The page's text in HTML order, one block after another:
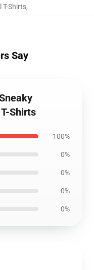
T-Shirts,
Say
Shirts
100%
0%
0%
0%
0%